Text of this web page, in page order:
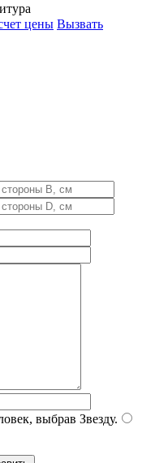
цены Вызвать
выбрав Звезду.